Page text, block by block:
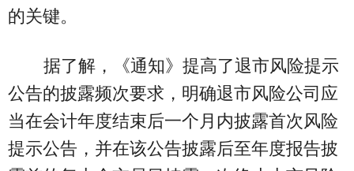
的关键。
据了解，《通知》提高了退市风险提示
公告的披露频次要求，明确退市风险公司应
当在会计年度结束后一个月内披露首次风险
提示公告，并在该公告披露后至年度报告披